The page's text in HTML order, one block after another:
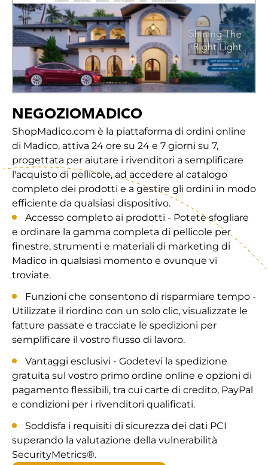
NEGOZIOMADICO
ShopMadico.com è la piattaforma di ordini online
di Madico, attiva 24 ore su 24 e 7 giorni su 7,
progettata per aiutare i rivenditori a semplificare
l'acquisto di pellicole, ad accedere al catalogo
completo dei prodotti e a gestire gli ordini in modo
efficiente da qualsiasi dispositivo.
Accesso completo ai prodotti - Potete sfogliare
e ordinare la gamma completa di pellicole per
finestre, strumenti e materiali di marketing di
Madico in qualsiasi momento e ovunque vi
troviate.
Funzioni che consentono di risparmiare tempo -
Utilizzate il riordino con un solo clic, visualizzate le
fatture passate e tracciate le spedizioni per
semplificare il vostro flusso di lavoro.
Vantaggi esclusivi - Godetevi la spedizione
gratuita sul vostro primo ordine online e opzioni di
pagamento flessibili, tra cui carte di credito, PayPal
e condizioni per i rivenditori qualificati.
Soddisfa i requisiti di sicurezza dei dati PCI
superando la valutazione della vulnerabilità
SecurityMetrics®.